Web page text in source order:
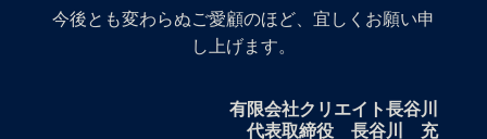
今後とも変わらぬご愛顧のほど、宜しくお願い申
し上げます。
有限会社クリエイト長谷川
代表取締役 長谷川 充